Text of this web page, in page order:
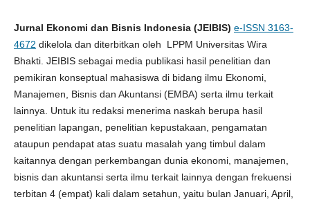
Jurnal Ekonomi dan Bisnis Indonesia (JEIBIS) e-ISSN 3163-
4672 dikelola dan diterbitkan oleh LPPM Universitas Wira
Bhakti. JEIBIS sebagai media publikasi hasil penelitian dan
pemikiran konseptual mahasiswa di bidang ilmu Ekonomi,
Manajemen, Bisnis dan Akuntansi (EMBA) serta ilmu terkait
lainnya. Untuk itu redaksi menerima naskah berupa hasil
penelitian lapangan, penelitian kepustakaan, pengamatan
ataupun pendapat atas suatu masalah yang timbul dalam
kaitannya dengan perkembangan dunia ekonomi, manajemen,
bisnis dan akuntansi serta ilmu terkait lainnya dengan frekuensi
terbitan 4 (empat) kali dalam setahun, yaitu bulan Januari, April,